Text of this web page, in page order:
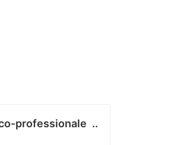
professionale ..